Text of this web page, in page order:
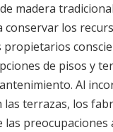
madera
conservar los
propietarios
de pisos y
Al
las terrazas, los
las preocupaciones